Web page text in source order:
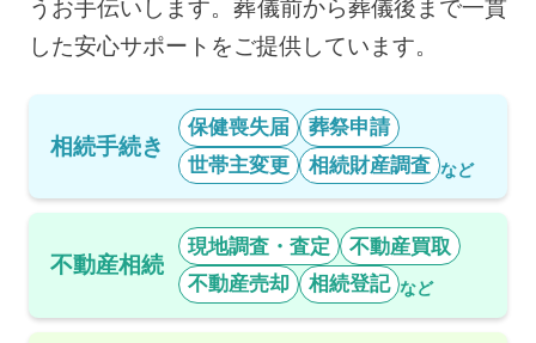
うお手伝いします。葬儀前から葬儀後まで一貫
した安心サポートをご提供しています。
相続手続き
保健喪失届
葬祭申請
世帯主変更
相続財産調査 など
不動産相続
現地調査・査定
不動産買取
不動産売却
相続登記 など